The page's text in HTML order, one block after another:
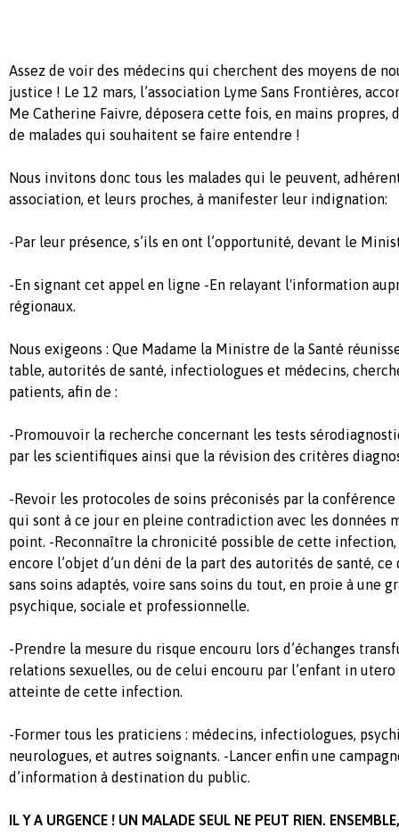
Assez de voir des médecins qui cherchent des moyens de
justice ! Le 12 mars, l’association Lyme Sans Frontières,
Me Catherine Faivre, déposera cette fois, en mains propres,
de malades qui souhaitent se faire entendre !
Nous invitons donc tous les malades qui le peuvent,
association, et leurs proches, à manifester leur indignation:
-Par leur présence, s’ils en ont l’opportunité, devant le
-En signant cet appel en ligne -En relayant l'information
régionaux.
Nous exigeons : Que Madame la Ministre de la Santé
table, autorités de santé, infectiologues et médecins,
patients, afin de :
-Promouvoir la recherche concernant les tests
par les scientifiques ainsi que la révision des critères
-Revoir les protocoles de soins préconisés par la conférence
qui sont à ce jour en pleine contradiction avec les données
point. -Reconnaître la chronicité possible de cette
encore l’objet d’un déni de la part des autorités de santé, ce
sans soins adaptés, voire sans soins du tout, en proie à une
psychique, sociale et professionnelle.
-Prendre la mesure du risque encouru lors d’échanges
relations sexuelles, ou de celui encouru par l’enfant in
atteinte de cette infection.
-Former tous les praticiens : médecins, infectiologues,
neurologues, et autres soignants. -Lancer enfin une
d’information à destination du public.
IL Y A URGENCE ! UN MALADE SEUL NE PEUT RIEN.